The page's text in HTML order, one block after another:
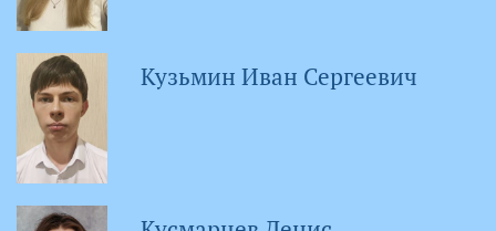
Кузьмин Иван Сергеевич